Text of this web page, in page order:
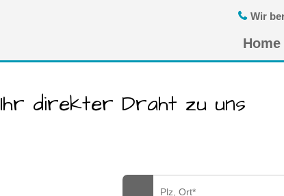
Wir
überspringen
Home
Ihr direkter Draht zu uns